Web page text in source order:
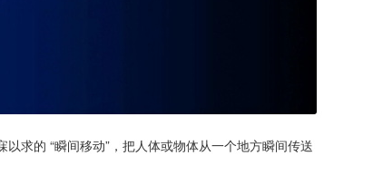
求的 “瞬间移动”，把人体或物体从一个地方瞬间传送